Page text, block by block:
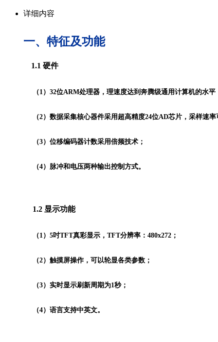
详细内容
一、特征及功能
1.1 硬件
（1）32位ARM处理器，理速度达到奔腾级通用计算机的水平
（2）数据采集核心器件采用超高精度24位AD芯片，采样速
（3）位移编码器计数采用倍频技术；
（4）脉冲和电压两种输出控制方式。
1.2 显示功能
（1）5吋TFT真彩显示，TFT分辨率：480x272；
（2）触摸屏操作，可以轮显各类参数；
（3）实时显示刷新周期为1秒；
（4）语言支持中英文。